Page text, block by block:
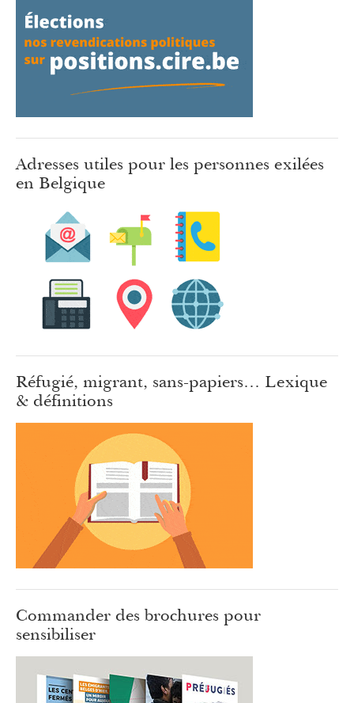
Adresses utiles pour les personnes exilées
en Belgique
Réfugié, migrant, sans-papiers… Lexique
& définitions
Commander des brochures pour
sensibiliser